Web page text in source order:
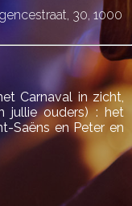
30, 1000
Carnaval in zicht,
jullie ouders) : het
Saëns en Peter en